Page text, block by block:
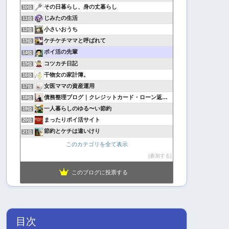
10位 その日暮らし、身の丈暮らし
11位 じみたの生活
12位 小さいおうち
13位 ケチケチママと呼ばれて
14位 ポイ活の先輩
15位 コツカチ日記
16位 干物女の家計簿。
17位 女医ママの資産運用
18位 債務整理ブログ｜クレジットカード・ローン返済で悩んでいる方へ
19位 一人暮らしのゆる〜い節約
20位 まったりポイ活サイト
21位 節約とケチは違いけり
このカテゴリを全て表示
参加する
このブログに投票する
目次